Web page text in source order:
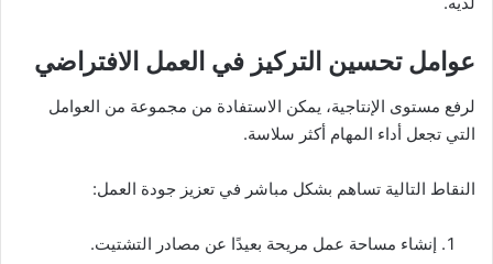
عوامل تحسين التركيز في العمل الافتراضي
لرفع مستوى الإنتاجية، يمكن الاستفادة من مجموعة من العوامل
التي تجعل أداء المهام أكثر سلاسة.
النقاط التالية تساهم بشكل مباشر في تعزيز جودة العمل:
إنشاء مساحة عمل مريحة بعيدًا عن مصادر التشتيت.